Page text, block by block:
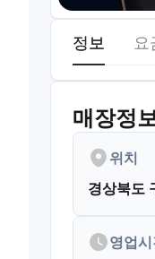
정보 요
매장정
위치
경상북도
영업